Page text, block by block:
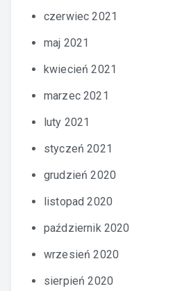
czerwiec 2021
maj 2021
kwiecień 2021
marzec 2021
luty 2021
styczeń 2021
grudzień 2020
listopad 2020
październik 2020
wrzesień 2020
sierpień 2020